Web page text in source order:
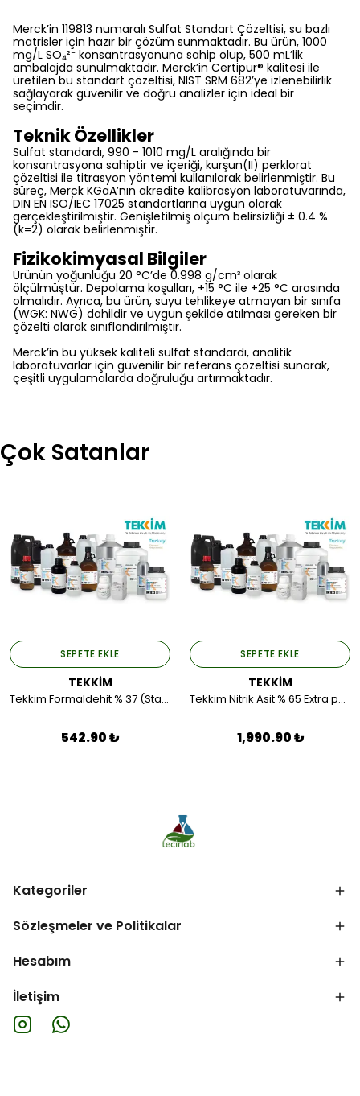
Merck’in 119813 numaralı Sulfat Standart Çözeltisi, su bazlı
matrisler için hazır bir çözüm sunmaktadır. Bu ürün, 1000
mg/L SO₄²⁻ konsantrasyonuna sahip olup, 500 mL’lik
ambalajda sunulmaktadır. Merck’in Certipur® kalitesi ile
üretilen bu standart çözeltisi, NIST SRM 682’ye izlenebilirlik
sağlayarak güvenilir ve doğru analizler için ideal bir
seçimdir.
Teknik Özellikler
Sulfat standardı, 990 - 1010 mg/L aralığında bir
konsantrasyona sahiptir ve içeriği, kurşun(II) perklorat
çözeltisi ile titrasyon yöntemi kullanılarak belirlenmiştir. Bu
süreç, Merck KGaA’nın akredite kalibrasyon laboratuvarında,
DIN EN ISO/IEC 17025 standartlarına uygun olarak
gerçekleştirilmiştir. Genişletilmiş ölçüm belirsizliği ± 0.4 %
(k=2) olarak belirlenmiştir.
Fizikokimyasal Bilgiler
Ürünün yoğunluğu 20 °C’de 0.998 g/cm³ olarak
ölçülmüştür. Depolama koşulları, +15 °C ile +25 °C arasında
olmalıdır. Ayrıca, bu ürün, suyu tehlikeye atmayan bir sınıfa
(WGK: NWG) dahildir ve uygun şekilde atılması gereken bir
çözelti olarak sınıflandırılmıştır.
Merck’in bu yüksek kaliteli sulfat standardı, analitik
laboratuvarlar için güvenilir bir referans çözeltisi sunarak,
çeşitli uygulamalarda doğruluğu artırmaktadır.
Çok Satanlar
SEPETE EKLE
TEKKİM
Tekkim Formaldehit % 37 (Stabilizasyon min. % 10 Methanol) Extra Pure (Plastik Ambalaj) 2,5LT.
542.90 ₺
SEPETE EKLE
TEKKİM
Tekkim Nitrik Asit % 65 Extra pure (Plastik Ambalaj) 2,5 LT.
1,990.90 ₺
Kategoriler
Sözleşmeler ve Politikalar
Hesabım
İletişim